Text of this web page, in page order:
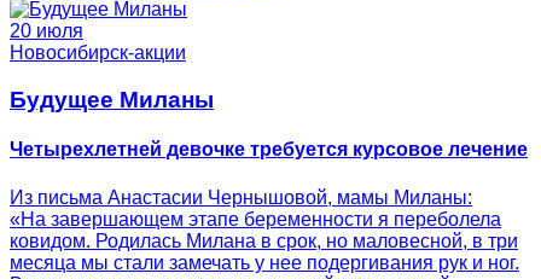
20 июля
Новосибирск-акции
Будущее Миланы
Четырехлетней девочке требуется курсовое лечение
Из письма Анастасии Чернышовой, мамы Миланы:
«На завершающем этапе беременности я переболела
ковидом. Родилась Милана в срок, но маловесной, в три
месяца мы стали замечать у нее подергивания рук и ног.